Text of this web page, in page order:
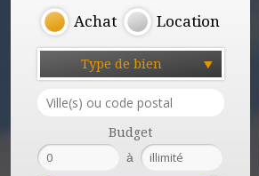
Achat Location
Type de bien
Budget
à